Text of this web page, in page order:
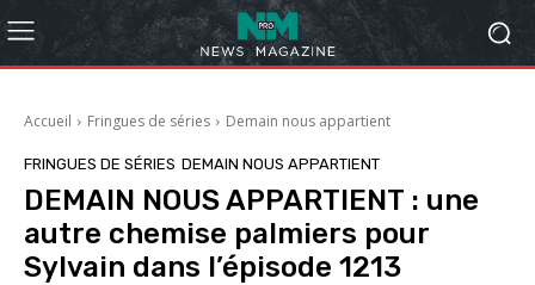
Accueil Fringues de séries Demain nous appartient
FRINGUES DE SÉRIES DEMAIN NOUS APPARTIENT
DEMAIN NOUS APPARTIENT : une
autre chemise palmiers pour
Sylvain dans l’épisode 1213